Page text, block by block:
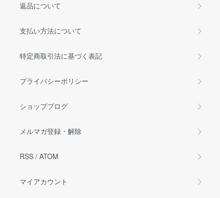
返品について
支払い方法について
特定商取引法に基づく表記
プライバシーポリシー
ショップブログ
メルマガ登録・解除
RSS / ATOM
マイアカウント